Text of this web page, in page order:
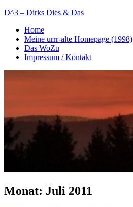
Zum
springen
D^3 – Dirks Dies & Das
Mein
Notizblog
Home
Meine urrr-alte Homepage (1998)
Das WoZu
Impressum / Kontakt
Monat: Juli 2011